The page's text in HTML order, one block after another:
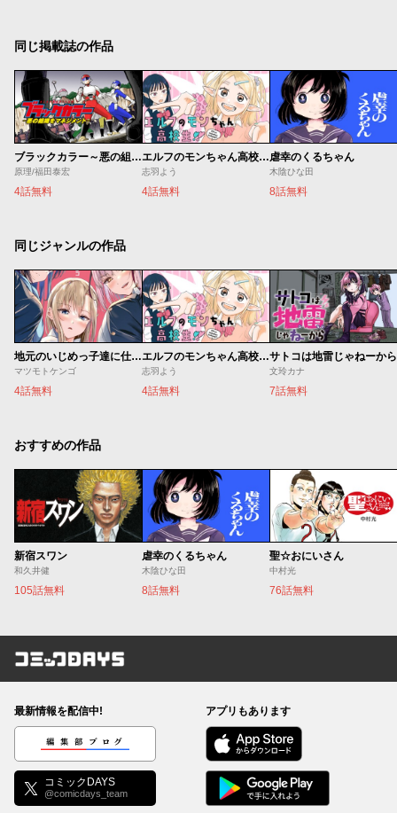
同じ掲載誌の作品
ブラックカラー～悪の組織をマネジメント～
原理/福田泰宏
4話無料
エルフのモンちゃん高校生!!
志羽よう
4話無料
虐幸のくるちゃん
木陰ひな田
8話無料
同じジャンルの作品
地元のいじめっ子達に仕返ししようとしたら、別の戦いが始まった。
マツモトケンゴ
4話無料
エルフのモンちゃん高校生!!
志羽よう
4話無料
サトコは地雷じゃねーから
文玲カナ
7話無料
おすすめの作品
新宿スワン
和久井健
105話無料
虐幸のくるちゃん
木陰ひな田
8話無料
聖☆おにいさん
中村光
76話無料
コミックDAYS
最新情報を配信中!
編集部ブログ
コミックDAYS
@comicdays_team
アプリもあります